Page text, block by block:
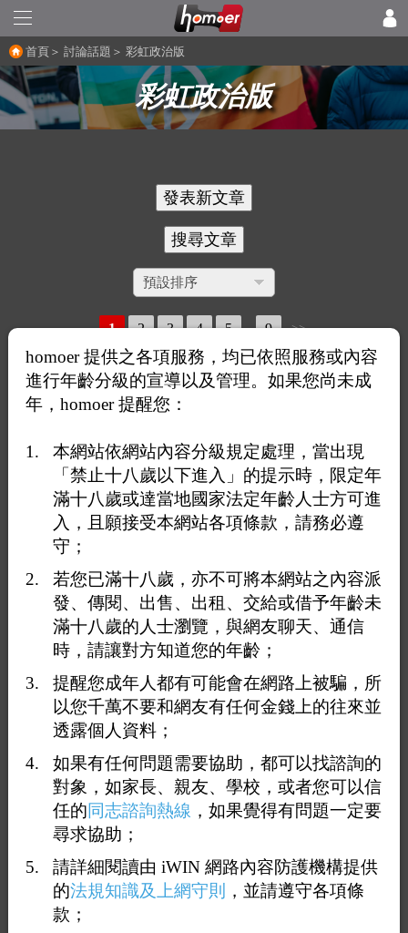
彩虹政治版
首頁 ＞ 討論話題 ＞ 彩虹政治版
1 2 3 4 5 ... 9 >>
主題
回
覆
人
作者 最新回覆
請進
0 18
08月03日
23:41
汐止自家頂樓暴露想被
觀看，或來約互摸吹打
汐止自家
頂樓暴露
想被觀
看，或來
打
07月28日
05:32
KLS
在台灣，這樣算「公然
猥褻」，不是單純妨害
風化。 刑法第234條公
然猥褻罪
0 48
波麗士
07月18日
請政府注重‘‘霸凌‘‘反
校園霸凌，職場霸凌，
社會霸凌，杜絕霸凌
2
00:44
反校園霸
凌，職場
拒絕霸凌
07月16日
23:44
校園霸凌，職場霸凌，
社會霸凌，杜絕霸凌
4 166
04月04日
00:37
反校園霸
會霸凌，
杜絕霸凌
06月26日
homoer 提供之各項服務，均已依照服務或內容
進行年齡分級的宣導以及管理。如果您尚未成
年，homoer 提醒您：
本網站依網站內容分級規定處理，當出現
「禁止十八歲以下進入」的提示時，限定年
滿十八歲或達當地國家法定年齡人士方可進
入，且願接受本網站各項條款，請務必遵
守；
若您已滿十八歲，亦不可將本網站之內容派
發、傳閱、出售、出租、交給或借予年齡未
滿十八歲的人士瀏覽，與網友聊天、通信
時，請讓對方知道您的年齡；
提醒您成年人都有可能會在網路上被騙，所
以您千萬不要和網友有任何金錢上的往來並
透露個人資料；
如果有任何問題需要協助，都可以找諮詢的
對象，如家長、親友、學校，或者您可以信
任的同志諮詢熱線 ，如果覺得有問題一定要
尋求協助；
請詳細閱讀由 iWIN 網路內容防護機構提供
的法規知識及上網守則
，並請遵守各項條
款；